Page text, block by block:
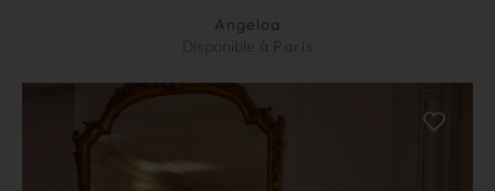
Angeloa
Disponible à Paris